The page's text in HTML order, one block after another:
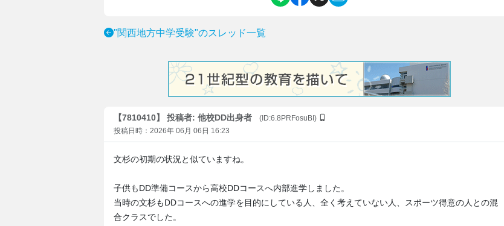
"関西地方中学受験"のスレッド一覧
【7810410】 投稿者: 他校DD出身者
(ID:6.8PRFosuBI)
投稿日時：2026年 06月 06日 16:23
文杉の初期の状況と似ていますね。
子供もDD準備コースから高校DDコースへ内部進学しました。
当時の文杉もDDコースへの進学を目的にしている人、全く考えていない人、スポーツ得意の人との混
合クラスでした。